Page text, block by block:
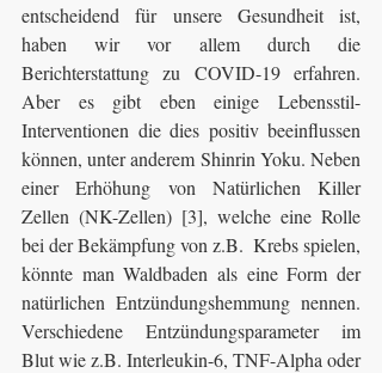
entscheidend für unsere Gesundheit ist,
haben wir vor allem durch die
Berichterstattung zu COVID-19 erfahren.
Aber es gibt eben einige Lebensstil-
Interventionen die dies positiv beeinflussen
können, unter anderem Shinrin Yoku. Neben
einer Erhöhung von Natürlichen Killer
Zellen (NK-Zellen) [3], welche eine Rolle
bei der Bekämpfung von z.B.  Krebs spielen,
könnte man Waldbaden als eine Form der
natürlichen Entzündungshemmung nennen.
Verschiedene Entzündungsparameter im
Blut wie z.B. Interleukin-6, TNF-Alpha oder